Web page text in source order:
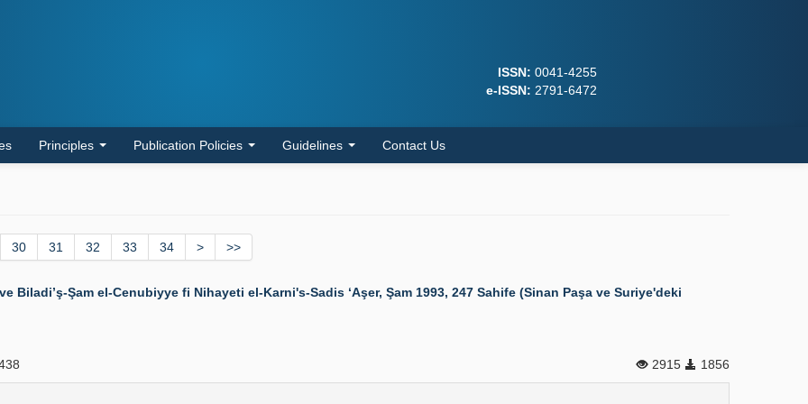
ISSN: 0041-4255
e-ISSN: 2791-6472
Principles Publication Policies Guidelines Contact Us
30 31 32 33 34 > >>
Biladi’ş-Şam el-Cenubiyye fi Nihayeti el-Karni's-Sadis ‘Aşer, Şam 1993, 247 Sahife (Sinan Paşa ve Suriye'deki
2915 1856